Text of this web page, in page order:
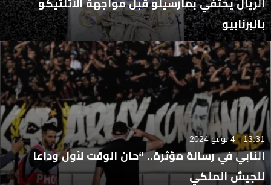
الريال يحتفي بمارسيلو قبل مواجهة الأتلتيكو
بالبرنابيو
13:31 - 4 يوليو 2024
النابي في رسالة مؤثرة.. “حان الوقت لأول وداعا
للجيش الملكي